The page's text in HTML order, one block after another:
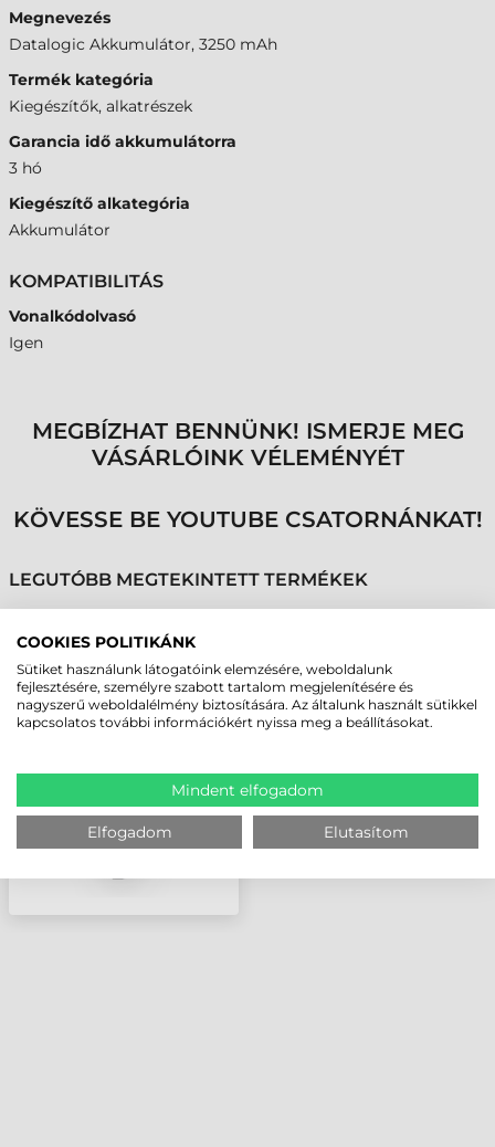
Megnevezés
Datalogic Akkumulátor, 3250 mAh
Termék kategória
Kiegészítők, alkatrészek
Garancia idő akkumulátorra
3 hó
Kiegészítő alkategória
Akkumulátor
KOMPATIBILITÁS
Vonalkódolvasó
Igen
MEGBÍZHAT BENNÜNK! ISMERJE MEG
VÁSÁRLÓINK VÉLEMÉNYÉT
KÖVESSE BE YOUTUBE CSATORNÁNKAT!
LEGUTÓBB MEGTEKINTETT TERMÉKEK
DATALOGIC
AKKUMULÁTOR, 3250
MAH
COOKIES POLITIKÁNK
Sütiket használunk látogatóink elemzésére, weboldalunk
fejlesztésére, személyre szabott tartalom megjelenítésére és
nagyszerű weboldalélmény biztosítására. Az általunk használt sütikkel
kapcsolatos további információkért nyissa meg a beállításokat.
Mindent elfogadom
Elfogadom Elutasítom